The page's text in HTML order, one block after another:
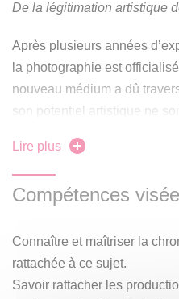
De la légitimation artistique
Après plusieurs années
la photographie est
nouveau médium a dû
son potentiel artistique ne
1970. Comment expliquer ce
légitimation ? Quels facteurs
d’être enfin considérée
cette institutionnalisation de
en tentant à chaque fois de
contrarié ce processus.
Lire plus
Compétences
Connaître et maîtriser la
rattachée à ce sujet.
Savoir rattacher les